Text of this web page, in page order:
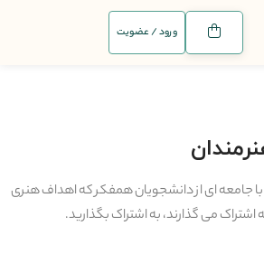
ورود / عضویت
با جامعه ای از دانشجویان همفکر که اهداف هنری
می گذارند، به اشتراک بگذارید.